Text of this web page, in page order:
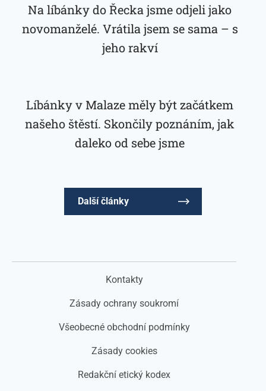
Na líbánky do Řecka jsme odjeli jako
novomanželé. Vrátila jsem se sama – s
jeho rakví
Líbánky v Malaze měly být začátkem
našeho štěstí. Skončily poznáním, jak
daleko od sebe jsme
Další články
Kontakty
Zásady ochrany soukromí
Všeobecné obchodní podmínky
Zásady cookies
Redakční etický kodex